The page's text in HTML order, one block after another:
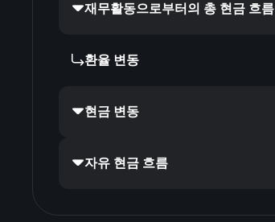
재무활동으로부터의 총 현금 흐름
환율 변동
현금 변동
자유 현금 흐름